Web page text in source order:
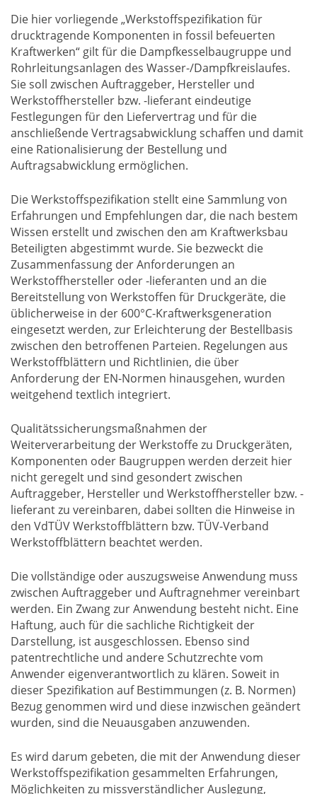
Die hier vorliegende „Werkstoffspezifikation für
drucktragende Komponenten in fossil befeuerten
Kraftwerken“ gilt für die Dampfkesselbaugruppe und
Rohrleitungsanlagen des Wasser-/Dampfkreislaufes.
Sie soll zwischen Auftraggeber, Hersteller und
Werkstoffhersteller bzw. -lieferant eindeutige
Festlegungen für den Liefervertrag und für die
anschließende Vertragsabwicklung schaffen und damit
eine Rationalisierung der Bestellung und
Auftragsabwicklung ermöglichen.
Die Werkstoffspezifikation stellt eine Sammlung von
Erfahrungen und Empfehlungen dar, die nach bestem
Wissen erstellt und zwischen den am Kraftwerksbau
Beteiligten abgestimmt wurde. Sie bezweckt die
Zusammenfassung der Anforderungen an
Werkstoffhersteller oder -lieferanten und an die
Bereitstellung von Werkstoffen für Druckgeräte, die
üblicherweise in der 600°C-Kraftwerksgeneration
eingesetzt werden, zur Erleichterung der Bestellbasis
zwischen den betroffenen Parteien. Regelungen aus
Werkstoffblättern und Richtlinien, die über
Anforderung der EN-Normen hinausgehen, wurden
weitgehend textlich integriert.
Qualitätssicherungsmaßnahmen der
Weiterverarbeitung der Werkstoffe zu Druckgeräten,
Komponenten oder Baugruppen werden derzeit hier
nicht geregelt und sind gesondert zwischen
Auftraggeber, Hersteller und Werkstoffhersteller bzw. -
lieferant zu vereinbaren, dabei sollten die Hinweise in
den VdTÜV Werkstoffblättern bzw. TÜV-Verband
Werkstoffblättern beachtet werden.
Die vollständige oder auszugsweise Anwendung muss
zwischen Auftraggeber und Auftragnehmer vereinbart
werden. Ein Zwang zur Anwendung besteht nicht. Eine
Haftung, auch für die sachliche Richtigkeit der
Darstellung, ist ausgeschlossen. Ebenso sind
patentrechtliche und andere Schutzrechte vom
Anwender eigenverantwortlich zu klären. Soweit in
dieser Spezifikation auf Bestimmungen (z. B. Normen)
Bezug genommen wird und diese inzwischen geändert
wurden, sind die Neuausgaben anzuwenden.
Es wird darum gebeten, die mit der Anwendung dieser
Werkstoffspezifikation gesammelten Erfahrungen,
Möglichkeiten zu missverständlicher Auslegung,